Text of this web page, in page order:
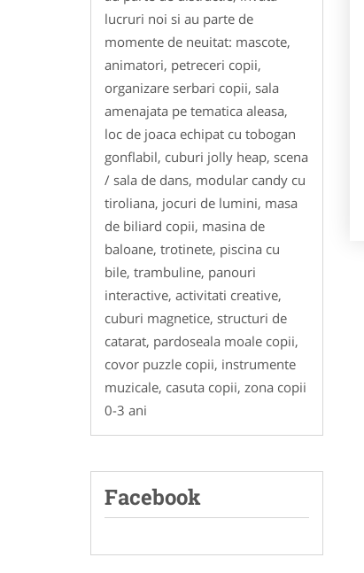
lucruri noi si au parte de
momente de neuitat: mascote,
animatori, petreceri copii,
organizare serbari copii, sala
amenajata pe tematica aleasa,
loc de joaca echipat cu tobogan
gonflabil, cuburi jolly heap, scena
/ sala de dans, modular candy cu
tiroliana, jocuri de lumini, masa
de biliard copii, masina de
baloane, trotinete, piscina cu
bile, trambuline, panouri
interactive, activitati creative,
cuburi magnetice, structuri de
catarat, pardoseala moale copii,
covor puzzle copii, instrumente
muzicale, casuta copii, zona copii
0-3 ani
Facebook